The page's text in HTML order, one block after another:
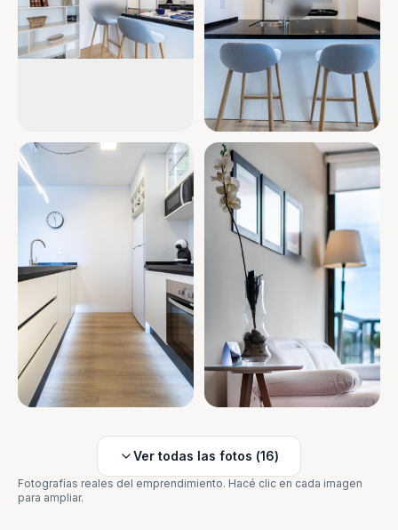
Ver todas las fotos (16)
Fotografías reales del emprendimiento. Hacé clic en cada imagen
para ampliar.